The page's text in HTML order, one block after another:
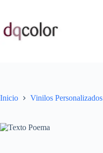
contenido
Inicio Vinilos Personalizados